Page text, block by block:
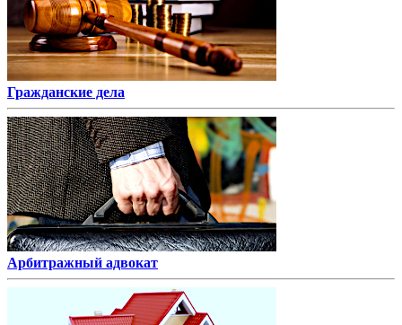
Гражданские дела
Арбитражный адвокат